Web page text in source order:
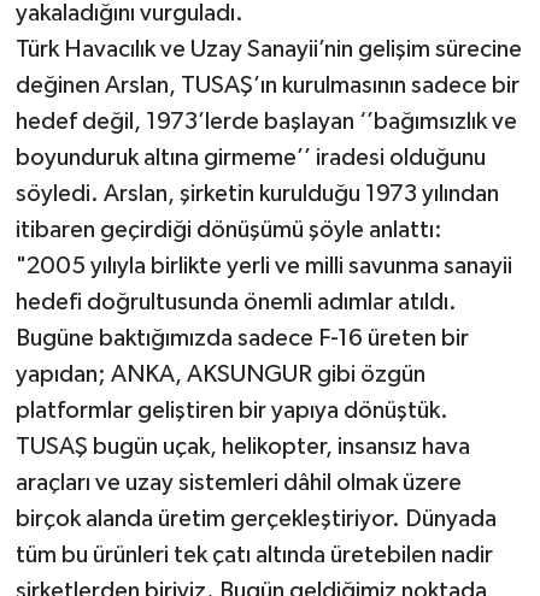
yakaladığını vurguladı.
Türk Havacılık ve Uzay Sanayii’nin gelişim sürecine
değinen Arslan, TUSAŞ’ın kurulmasının sadece bir
hedef değil, 1973’lerde başlayan ‘’bağımsızlık ve
boyunduruk altına girmeme’’ iradesi olduğunu
söyledi. Arslan, şirketin kurulduğu 1973 yılından
itibaren geçirdiği dönüşümü şöyle anlattı:
"2005 yılıyla birlikte yerli ve milli savunma sanayii
hedefi doğrultusunda önemli adımlar atıldı.
Bugüne baktığımızda sadece F-16 üreten bir
yapıdan; ANKA, AKSUNGUR gibi özgün
platformlar geliştiren bir yapıya dönüştük.
TUSAŞ bugün uçak, helikopter, insansız hava
araçları ve uzay sistemleri dâhil olmak üzere
birçok alanda üretim gerçekleştiriyor. Dünyada
tüm bu ürünleri tek çatı altında üretebilen nadir